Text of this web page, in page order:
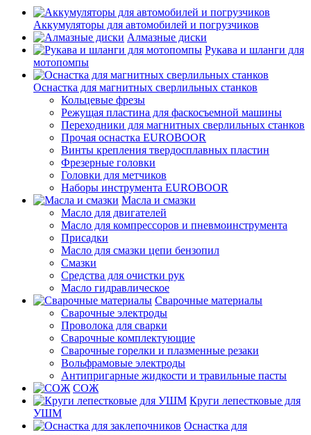
Аккумуляторы для автомобилей и погрузчиков
Алмазные диски
Рукава и шланги для
мотопомпы
Оснастка для магнитных сверлильных станков
Кольцевые фрезы
Режущая пластина для фаскосъемной машины
Переходники для магнитных сверлильных станков
Прочая оснастка EUROBOOR
Винты крепления твердосплавных пластин
Фрезерные головки
Головки для метчиков
Наборы инструмента EUROBOOR
Масла и смазки
Масло для двигателей
Масло для компрессоров и пневмоинструмента
Присадки
Масло для смазки цепи бензопил
Смазки
Средства для очистки рук
Масло гидравлическое
Сварочные материалы
Сварочные электроды
Проволока для сварки
Сварочные комплектующие
Сварочные горелки и плазменные резаки
Вольфрамовые электроды
Антипригарные жидкости и травильные пасты
СОЖ
Круги лепестковые для
УШМ
Оснастка для